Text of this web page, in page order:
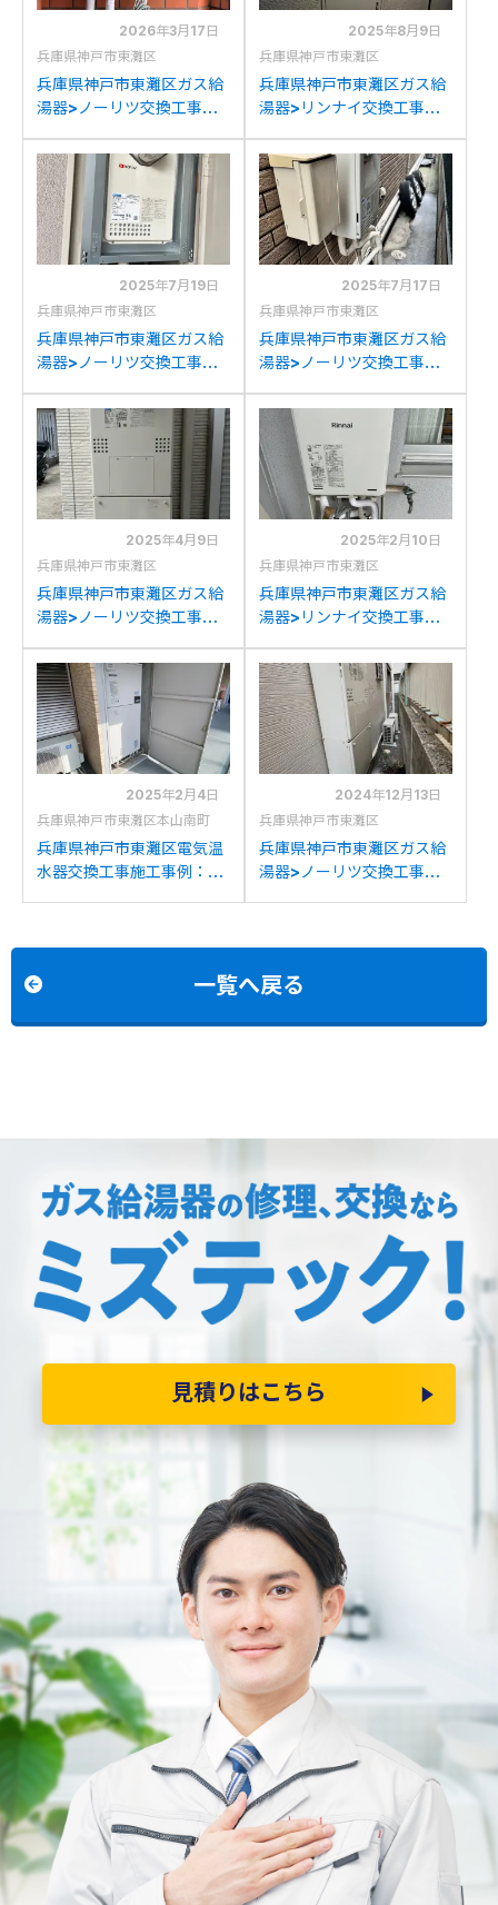
2026年3月17日
兵庫県神戸市東灘区
兵庫県神戸市東灘区ガス給
湯器>ノーリツ交換工事施
1623W-Eからノーリツ
GQ-1639WE-1への交換
2025年8月9日
兵庫県神戸市東灘区
兵庫県神戸市東灘区ガス給
湯器>リンナイ交換工事施
YV1660Rからリンナイ
RUJ-A1610W(A)への交換
2025年7月19日
兵庫県神戸市東灘区
兵庫県神戸市東灘区ガス給
湯器>ノーリツ交換工事施
YS2431RGRからノーリツ
GQ-2439WS-T-1への交
換
2025年7月17日
兵庫県神戸市東灘区
兵庫県神戸市東灘区ガス給
湯器>ノーリツ交換工事施
2422AWXからノーリツ
GQ-2439WS-1への交換
2025年4月9日
兵庫県神戸市東灘区
兵庫県神戸市東灘区ガス給
湯器>ノーリツ交換工事施
N470からノーリツGTH-
C2461SAW6H-1BLへの
交換
2025年2月10日
兵庫県神戸市東灘区
兵庫県神戸市東灘区ガス給
湯器>リンナイ交換工事施
A1611W-Eからリンナイ
RUX-A1616W(A)-Eへの交
換
2025年2月4日
兵庫県神戸市東灘区本山南町
兵庫県神戸市東灘区電気温
水器交換工事施工事例：三
2024年12月13日
兵庫県神戸市東灘区
兵庫県神戸市東灘区ガス給
湯器>ノーリツ交換工事施
一覧へ戻る
見積りはこちら